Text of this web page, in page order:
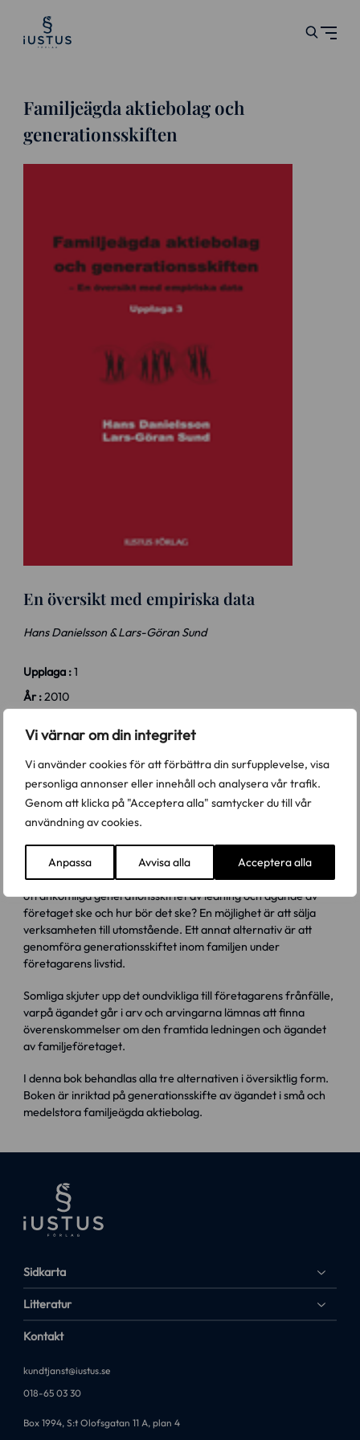
Vi värnar om din integritet
Vi använder cookies för att förbättra din surfupplevelse, visa
personliga annonser eller innehåll och analysera vår trafik.
Genom att klicka på "Acceptera alla" samtycker du till vår
användning av cookies.
Anpassa Avvisa alla Acceptera alla
Familjeägda aktiebolag och
generationsskiften
En översikt med empiriska data
Hans Danielsson & Lars-Göran Sund
Upplaga :1
År :2010
Sidor :
Ämnesområde :Förmögenhetsrätt
Denna bok är definitivt slut
Familjeföretagare har ett livslångt dilemma: När bör det
ofrånkomliga generationsskiftet av ledning och ägande av
företaget ske och hur bör det ske? En möjlighet är att sälja
verksamheten till utomstående. Ett annat alternativ är att
genomföra generationsskiftet inom familjen under
företagarens livstid.
Somliga skjuter upp det oundvikliga till företagarens frånfälle,
varpå ägandet går i arv och arvingarna lämnas att finna
överenskommelser om den framtida ledningen och ägandet
av familjeföretaget.
I denna bok behandlas alla tre alternativen i översiktlig form.
Boken är inriktad på generationsskifte av ägandet i små och
medelstora familjeägda aktiebolag.
Sidkarta
Litteratur
Kontakt
kundtjanst@iustus.se
018-65 03 30
Box 1994, S:t Olofsgatan 11 A, plan 4